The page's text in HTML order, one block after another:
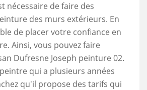
nécessaire de faire des
des murs extérieurs. En
de placer votre confiance en
Ainsi, vous pouvez faire
Dufresne Joseph peinture 02.
qui a plusieurs années
qu'il propose des tarifs qui